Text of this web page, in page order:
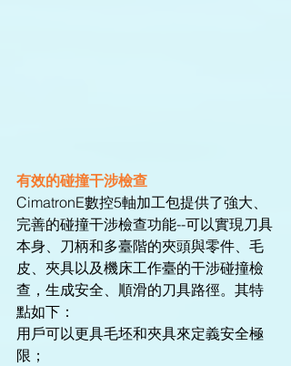
有效的碰撞干涉檢查
CimatronE數控5軸加工包提供了強大、
完善的碰撞干涉檢查功能--可以實現刀具
本身、刀柄和多臺階的夾頭與零件、毛
皮、夾具以及機床工作臺的干涉碰撞檢
查，生成安全、順滑的刀具路徑。其特
點如下：
用戶可以更具毛坯和夾具來定義安全極
限；